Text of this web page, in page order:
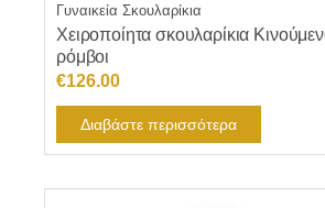
Γυναικεία Σκουλαρίκια
Χειροποίητα σκουλαρίκια
ρόμβοι
€126.00
Διαβάστε περισσότερα